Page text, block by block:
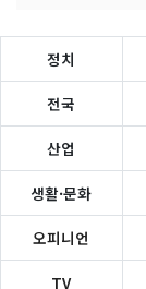
정치
전국
산업
생활·문화
오피니언
TV